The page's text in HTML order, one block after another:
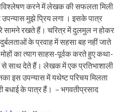
करने में लेखक की सफलता मिली
मुझे प्रिय लगा । इसके पात्र
सामने रखते हैं। चरित्र में दुलमुल न होकर
के प्रवाह में सहसा बह नहीं जाते
का त्याग साहस-पूर्वक करते हुए कथा-
से साथ देते हैं। लेखक में एक प्रतिभाशाली
इस उपन्यास में यथेष्ट परिचय मिलता
बधाई के पात्र हैं। – भगवतीप्रसाद